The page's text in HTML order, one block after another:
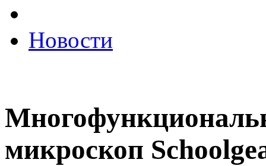
Новости
микроскоп